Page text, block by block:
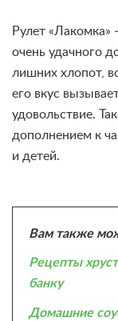
Рулет
очень удачного
лишних хлопот,
его вкус
удовольствие.
дополнением к
и детей.
Вам также
Рецепты
банку
Домашние